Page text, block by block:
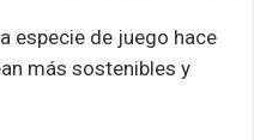
especie de juego hace
más sostenibles y